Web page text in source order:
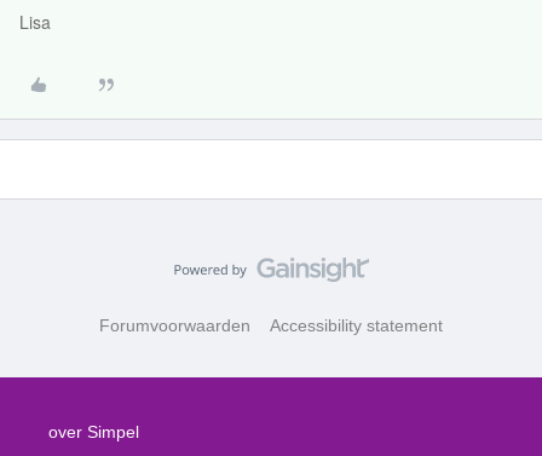
Lisa
Forumvoorwaarden Accessibility statement
over Simpel